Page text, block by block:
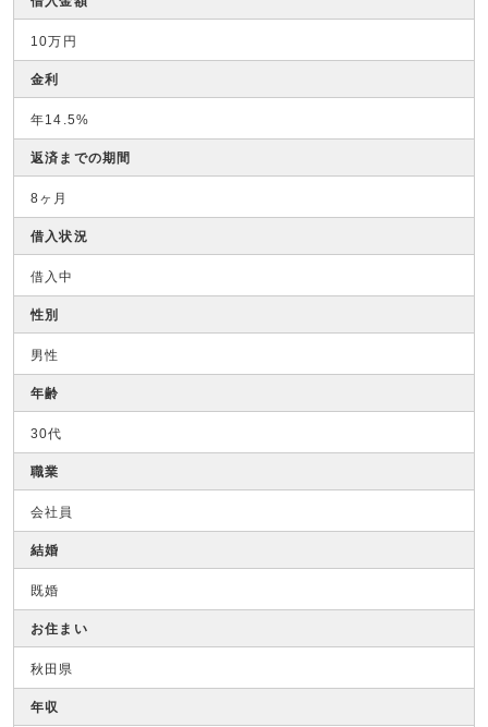
10万円
金利
年14.5%
返済までの期間
8ヶ月
借入状況
借入中
性別
男性
年齢
30代
職業
会社員
結婚
既婚
お住まい
秋田県
年収